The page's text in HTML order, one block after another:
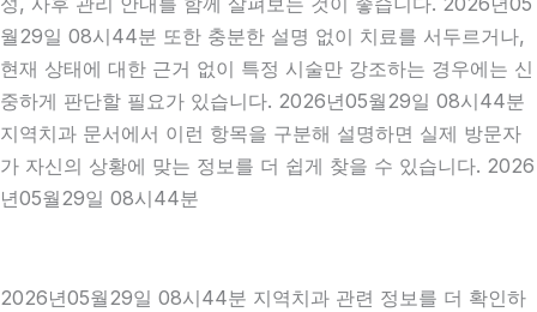
월29일 08시44분 또한 충분한 설명 없이 치료를 서두르거나,
현재 상태에 대한 근거 없이 특정 시술만 강조하는 경우에는 신
중하게 판단할 필요가 있습니다. 2026년05월29일 08시44분
지역치과 문서에서 이런 항목을 구분해 설명하면 실제 방문자
가 자신의 상황에 맞는 정보를 더 쉽게 찾을 수 있습니다. 2026
년05월29일 08시44분
2026년05월29일 08시44분 지역치과 관련 정보를 더 확인하